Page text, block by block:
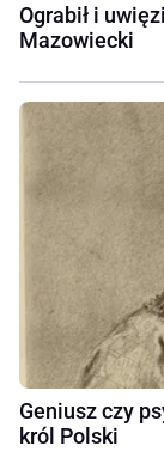
Ograbił i
Mazowiecki
Geniusz czy
król Polski